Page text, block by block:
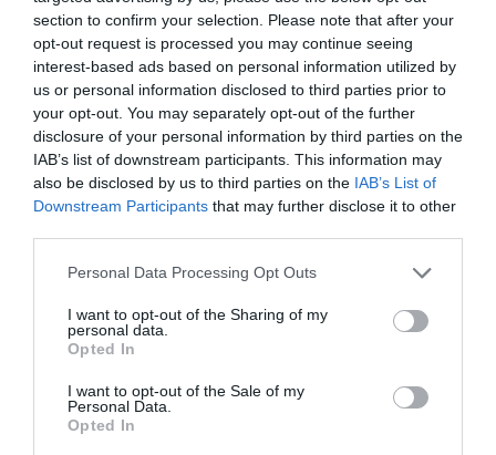
section to confirm your selection. Please note that after your
opt-out request is processed you may continue seeing
interest-based ads based on personal information utilized by
us or personal information disclosed to third parties prior to
your opt-out. You may separately opt-out of the further
disclosure of your personal information by third parties on the
IAB’s list of downstream participants. This information may
also be disclosed by us to third parties on the IAB’s List of
Downstream Participants that may further disclose it to other
Personal Data Processing Opt Outs
I want to opt-out of the Sharing of my
personal data.
Opted In
I want to opt-out of the Sale of my
Personal Data.
Opted In
legislazione non ha in alcun modo facilitato il
processo di integrazione e oggi assistiamo al
dilagare dello sfruttamento e degli abusi su
migranti e rifugiati, oltre ad un aumento
esponenziale dei casi di razzismo e xenofobia".
''Valorizzare la figura del migrante vuol dire
comprendere la mobilita' contemporanea e
gestire con realismo e serenita' un fenomeno
naturale del processo di globalizzazione. I
migranti, come sottolineato oggi dal pontefice
societa' – ha concluso Boldrini – ha bisogno
anche di questo".